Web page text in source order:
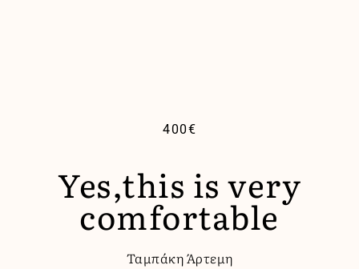
400€
Yes,this is very
comfortable
Ταμπάκη Άρτεμη